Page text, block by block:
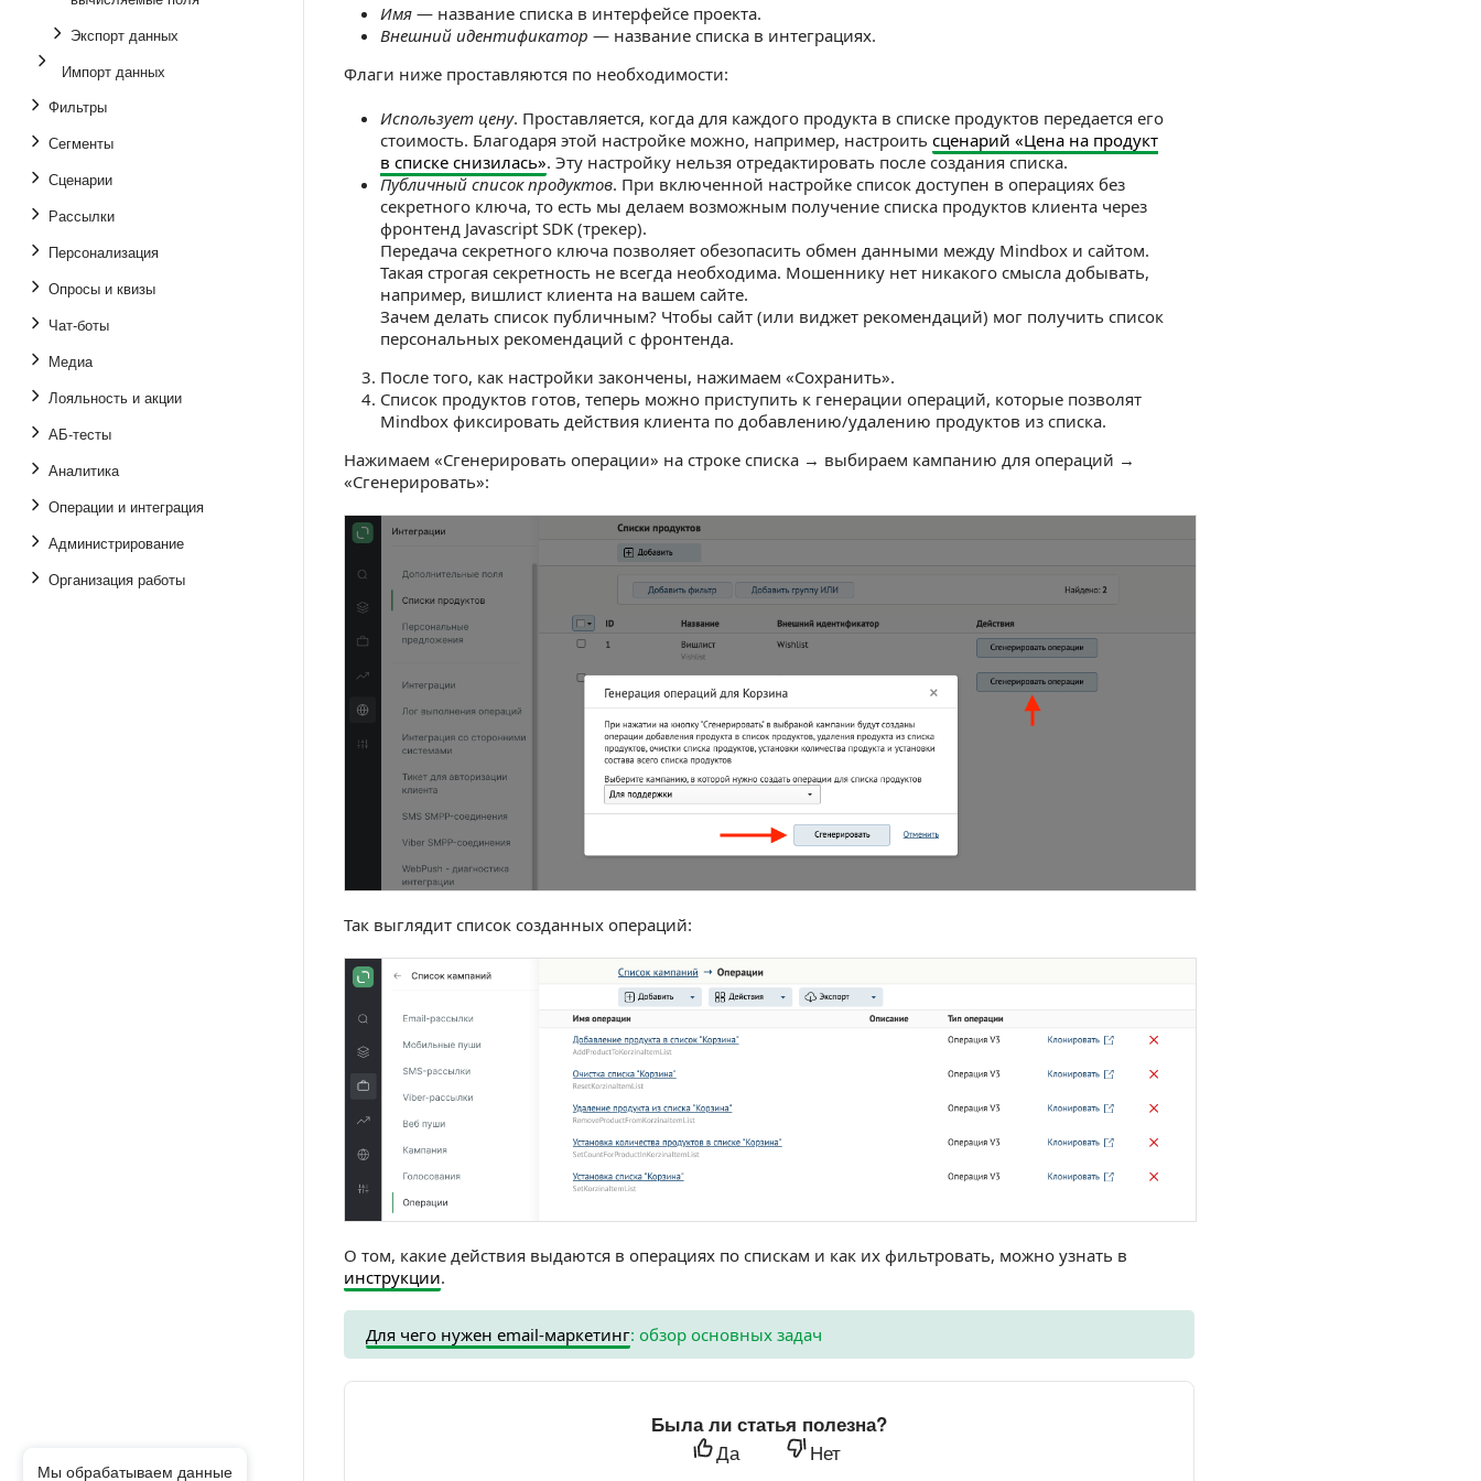
Экспорт данных
Импорт данных
Фильтры
Сегменты
Сценарии
Рассылки
Персонализация
Опросы и квизы
Чат-боты
Медиа
Лояльность и акции
АБ-тесты
Аналитика
Операции и интеграция
Администрирование
Организация работы
Имя — название списка в интерфейсе проекта.
Внешний идентификатор — название списка в интеграциях.
Флаги ниже проставляются по необходимости:
Использует цену. Проставляется, когда для каждого продукта в списке продуктов передается его
стоимость. Благодаря этой настройке можно, например, настроить сценарий «Цена на продукт
в списке снизилась». Эту настройку нельзя отредактировать после создания списка.
Публичный список продуктов. При включенной настройке список доступен в операциях без
секретного ключа, то есть мы делаем возможным получение списка продуктов клиента через
фронтенд Javascript SDK (трекер).
Передача секретного ключа позволяет обезопасить обмен данными между Mindbox и сайтом.
Такая строгая секретность не всегда необходима. Мошеннику нет никакого смысла добывать,
например, вишлист клиента на вашем сайте.
Зачем делать список публичным? Чтобы сайт (или виджет рекомендаций) мог получить список
персональных рекомендаций с фронтенда.
После того, как настройки закончены, нажимаем «Сохранить».
Список продуктов готов, теперь можно приступить к генерации операций, которые позволят
Mindbox фиксировать действия клиента по добавлению/удалению продуктов из списка.
Нажимаем «Сгенерировать операции» на строке списка → выбираем кампанию для операций →
«Сгенерировать»:
Так выглядит список созданных операций:
О том, какие действия выдаются в операциях по спискам и как их фильтровать, можно узнать в
инструкции.
Для чего нужен email-маркетинг: обзор основных задач
Была ли статья полезна?
Да Нет
Мы обрабатываем данные